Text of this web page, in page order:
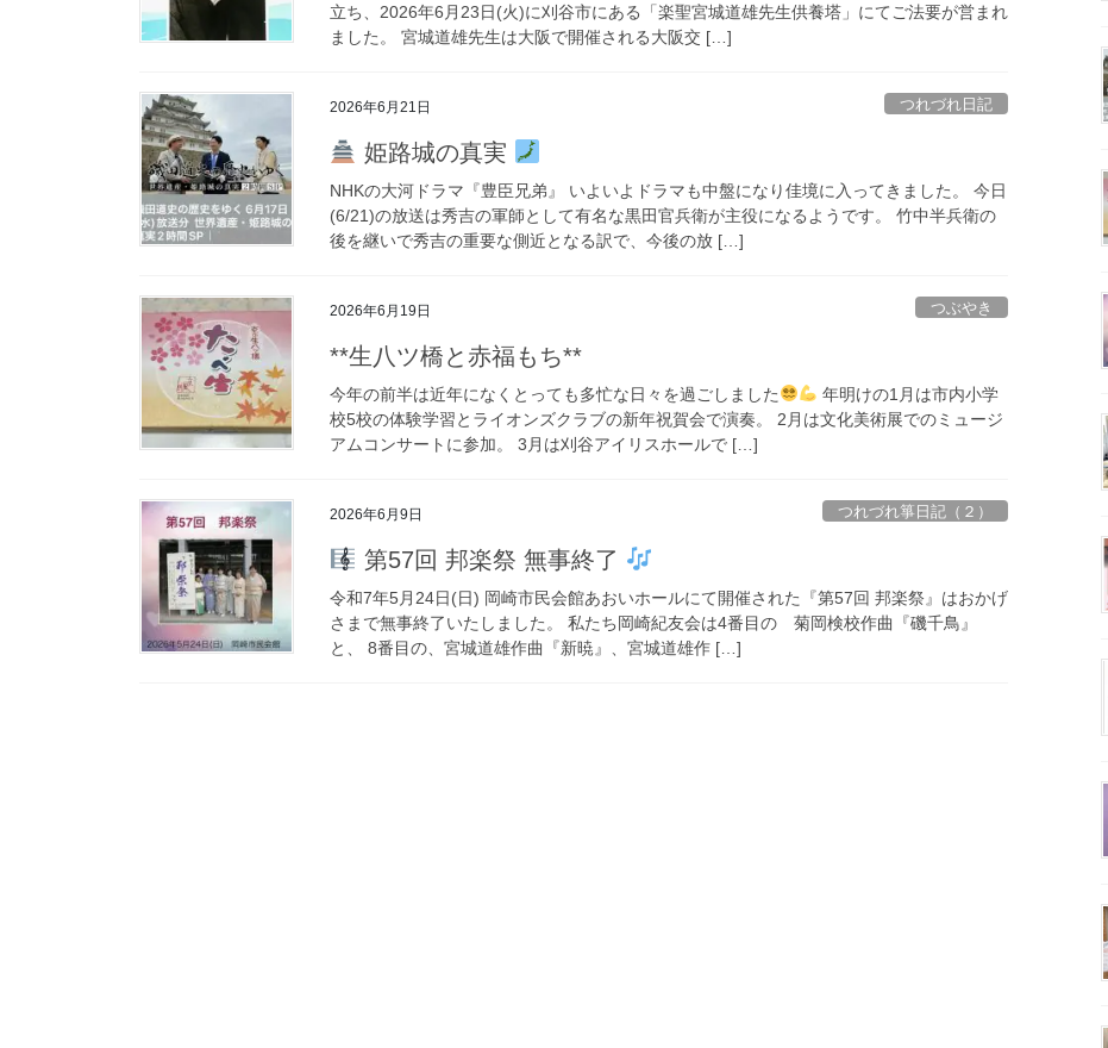
立ち、2026年6月23日(火)に刈谷市にある「楽聖宮城道雄先生供養塔」にてご法要が営まれ
ました。 宮城道雄先生は大阪で開催される大阪交 […]
2026年6月21日 つれづれ日記
姫路城の真実
NHKの大河ドラマ『豊臣兄弟』 いよいよドラマも中盤になり佳境に入ってきました。 今日
(6/21)の放送は秀吉の軍師として有名な黒田官兵衛が主役になるようです。 竹中半兵衛の
後を継いで秀吉の重要な側近となる訳で、今後の放 […]
2026年6月19日 つぶやき
**生八ツ橋と赤福もち**
今年の前半は近年になくとっても多忙な日々を過ごしました
年明けの1月は市内小学
校5校の体験学習とライオンズクラブの新年祝賀会で演奏。 2月は文化美術展でのミュージ
アムコンサートに参加。 3月は刈谷アイリスホールで […]
2026年6月9日 つれづれ箏日記（２）
第57回 邦楽祭 無事終了
令和7年5月24日(日) 岡崎市民会館あおいホールにて開催された『第57回 邦楽祭』はおかげ
さまで無事終了いたしました。 私たち岡崎紀友会は4番目の 菊岡検校作曲『磯千鳥』
と、 8番目の、宮城道雄作曲『新暁』、宮城道雄作 […]